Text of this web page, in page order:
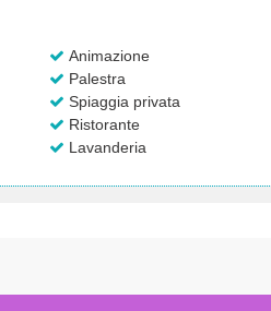
Animazione
Palestra
Spiaggia privata
Ristorante
Lavanderia